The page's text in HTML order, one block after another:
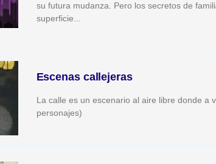
su futura mudanza. Pero los secretos de
superficie...
Escenas callejeras
La calle es un escenario al aire libre donde
personajes)